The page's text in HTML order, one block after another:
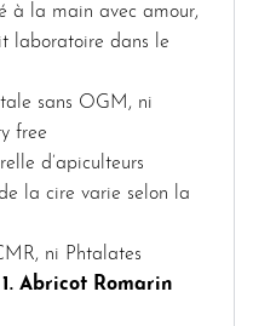
à la main avec amour,
laboratoire dans le
sans OGM, ni
free
d’apiculteurs
la cire varie selon la
ni Phtalates
1. Abricot Romarin